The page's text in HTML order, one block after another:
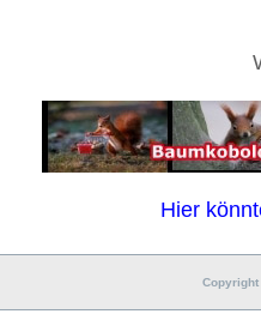
Hier